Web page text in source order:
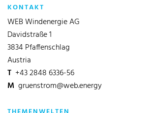
KONTAKT
WEB Windenergie AG
Davidstraße 1
3834 Pfaffenschlag
Austria
T +43 2848 6336-56
M gruenstrom@web.energy